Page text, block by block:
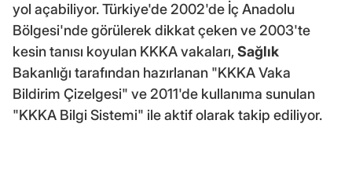
yol açabiliyor. Türkiye'de 2002'de İç Anadolu
Bölgesi'nde görülerek dikkat çeken ve 2003'te
kesin tanısı koyulan KKKA vakaları,Sağlık
Bakanlığı tarafından hazırlanan "KKKA Vaka
Bildirim Çizelgesi" ve 2011'de kullanıma sunulan
"KKKA Bilgi Sistemi" ile aktif olarak takip ediliyor.